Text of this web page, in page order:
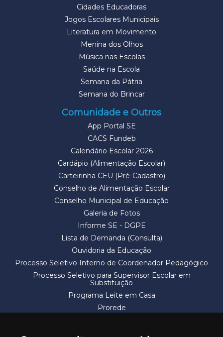
Cidades Educadoras
Jogos Escolares Municipais
Literatura em Movimento
Menina dos Olhos
Música nas Escolas
Saúde na Escola
Semana da Pátria
Semana do Brincar
Comunidade e Outros
App Portal SE
CACS Fundeb
Calendário Escolar 2026
Cardápio (Alimentação Escolar)
Carteirinha CEU (Pré-Cadastro)
Conselho de Alimentação Escolar
Conselho Municipal de Educação
Galeria de Fotos
Informe SE - DGPE
Lista de Demanda (Consulta)
Ouvidoria da Educação
Processo Seletivo Interno de Coordenador Pedagógico
Processo Seletivo para Supervisor Escolar em
Substituição
Programa Leite em Casa
Prorede